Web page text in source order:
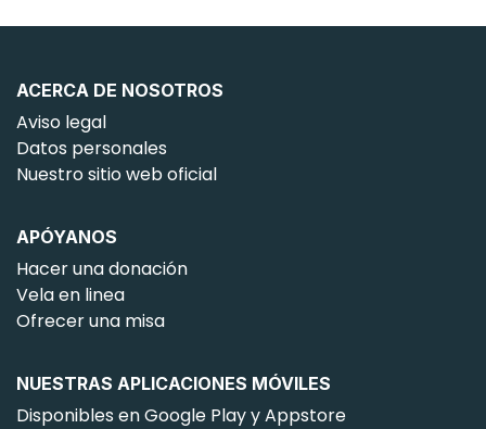
ACERCA DE NOSOTROS
Aviso legal
Datos personales
Nuestro sitio web oficial
APÓYANOS
Hacer una donación
Vela en linea
Ofrecer una misa
NUESTRAS APLICACIONES MÓVILES
Disponibles en Google Play y Appstore